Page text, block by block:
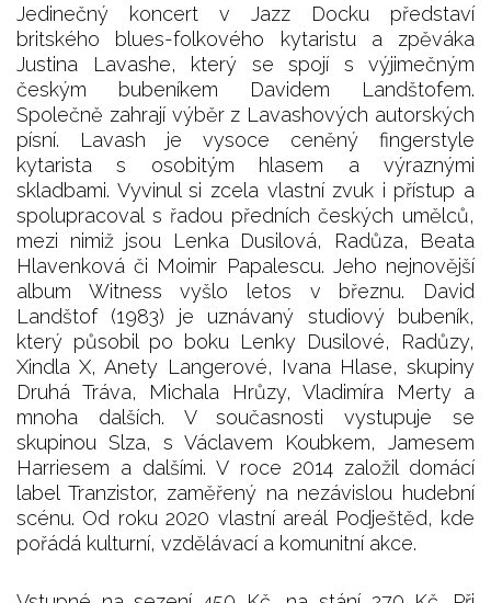
Jedinečný koncert v Jazz Docku představí
britského blues-folkového kytaristu a zpěváka
Justina Lavashe, který se spojí s výjimečným
českým bubeníkem Davidem Landštofem.
Společně zahrají výběr z Lavashových autorských
písní. Lavash je vysoce ceněný fingerstyle
kytarista s osobitým hlasem a výraznými
skladbami. Vyvinul si zcela vlastní zvuk i přístup a
spolupracoval s řadou předních českých umělců,
mezi nimiž jsou Lenka Dusilová, Radůza, Beata
Hlavenková či Moimir Papalescu. Jeho nejnovější
album Witness vyšlo letos v březnu. David
Landštof (1983) je uznávaný studiový bubeník,
který působil po boku Lenky Dusilové, Radůzy,
Xindla X, Anety Langerové, Ivana Hlase, skupiny
Druhá Tráva, Michala Hrůzy, Vladimíra Merty a
mnoha dalších. V současnosti vystupuje se
skupinou Slza, s Václavem Koubkem, Jamesem
Harriesem a dalšími. V roce 2014 založil domácí
label Tranzistor, zaměřený na nezávislou hudební
scénu. Od roku 2020 vlastní areál Podještěd, kde
pořádá kulturní, vzdělávací a komunitní akce.